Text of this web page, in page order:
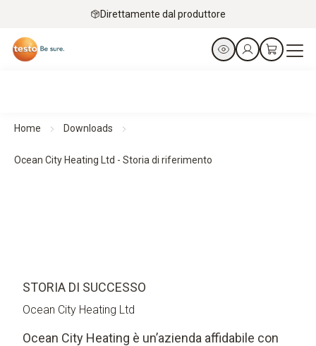
Direttamente dal produttore
Home Downloads
Ocean City Heating Ltd - Storia di riferimento
STORIA DI SUCCESSO
Ocean City Heating Ltd
Ocean City Heating è un’azienda affidabile con